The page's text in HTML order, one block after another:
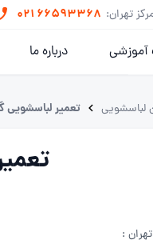
تهران: 021 66593368
آموزشی درباره ما
تعمیر لباسشویی
: